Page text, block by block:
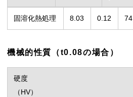
固溶化熱処理 8.03 0.12 74
機械的性質（t0.08の場合）
硬度
（HV）